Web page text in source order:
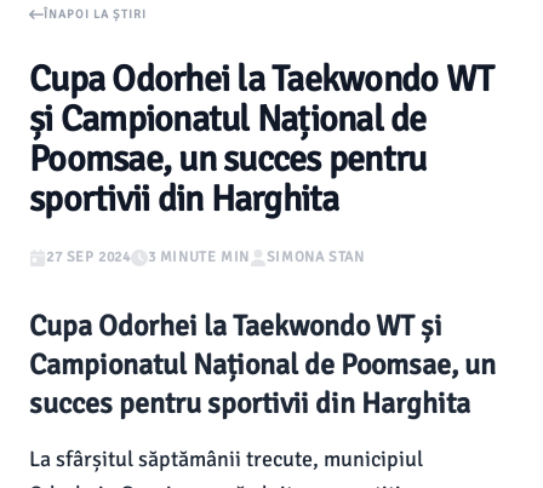
ÎNAPOI LA ȘTIRI
Cupa Odorhei la Taekwondo WT
și Campionatul Național de
Poomsae, un succes pentru
sportivii din Harghita
27 SEP 2024 3 MINUTE MIN SIMONA STAN
Cupa Odorhei la Taekwondo WT și
Campionatul Național de Poomsae, un
succes pentru sportivii din Harghita
La sfârșitul săptămânii trecute, municipiul